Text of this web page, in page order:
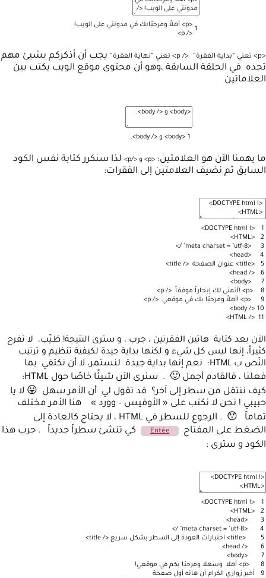
1
<
p
> أهلاً ومرحبًابك في مدونتي على الويب!
<
/
p
>
<p> تعني “بداية الفقرة” </ p> تعني “نهاية الفقرة”
يجب أن أذكركم بشيئ مهم
تجده في الحلقة السابقة ،وهو أن محتوى موقع الويب يكتب بين
العلاماتين
1
<
body
> و <
/
body
>
.
ما يهمنا الآن هو العلامتين: <
p
> و <
/
p
> لذا سنكرر كتابة نفس الكود
السابق ثم نضيف العلامتين إلى الفقرات:
1
2
3
4
5
6
7
8
9
10
11
<
!
DOCTYPE html
>
<
HTML
>
<
meta charset = "utf-8"
/
>
<
head
>
<
title
> عنوان الصفحة <
/
title
>
<
/
head
>
<
body
>
<
p
>
!أتمنى لك إبحاراً موفقاً <
/
p
>
<
p
>
!أهلاً ومرحبًا بك في موقعي <
/
p
>
<
/
body
>
<
/
HTML
>
الآن بعد كتابة هاتين الفقرتين ، جرب ، و سترى النتيجة! طَـيِّب، لا تفرح
كثيراً، إنها ليس كل شيء و لكنها بداية جيدة لكيفية تنظيم و ترتيب
النّص ب HTML:
نعم إنها بداية جيدة لنستمر، لا أن نكتفي بما
فعلنا ، فالقادم أجمل 🙂 . سنرى الآن شيئًا خاصًا حول HTML:
كيف ننتقل من سطر إلى آخر؟ قد تقول لي أن الأمر سهل 😛 لا يا
حبيبي ! نحن لا نكتب على « الأوفيس – وورد » هنا الأمر مختلف
تماماً 😯 . الرجوع للسطر في HTML ، لا يحتاج كالعادة إلى
الضغط على المفتاح
Entée
كي تنشئ سطراً جديداً . جرب هذا
الكود و سترى :
1
2
3
4
5
6
7
8
9
<! DOCTYPE html>
<HTML>
<head>
<meta
charset = "utf-8"
/>
<title>
اختبارات العودة إلى السطر بشكل سريع </ title>
</ head>
<body>
<p>
أهلا وسهلا ومرحبًا بكم في موقعي!
أخبر زواري الكرام أن هاته أول صفحة